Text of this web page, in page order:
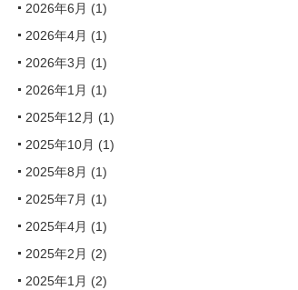
2026年6月 (1)
2026年4月 (1)
2026年3月 (1)
2026年1月 (1)
2025年12月 (1)
2025年10月 (1)
2025年8月 (1)
2025年7月 (1)
2025年4月 (1)
2025年2月 (2)
2025年1月 (2)